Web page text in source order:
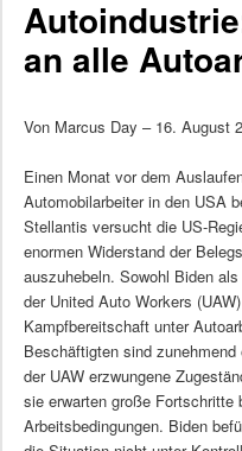
an alle
Von Marcus Day – 16. August
Einen Monat vor dem
Automobilarbeiter in den USA
Stellantis versucht die US-
enormen Widerstand der
auszuhebeln. Sowohl Biden
der United Auto Workers
Kampfbereitschaft unter
Beschäftigten sind
der UAW erzwungene
sie erwarten große Fortschritte
Arbeitsbedingungen. Biden